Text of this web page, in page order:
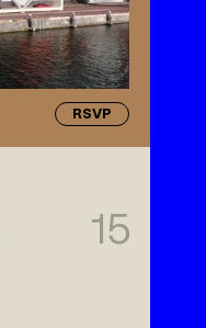
RSVP
15